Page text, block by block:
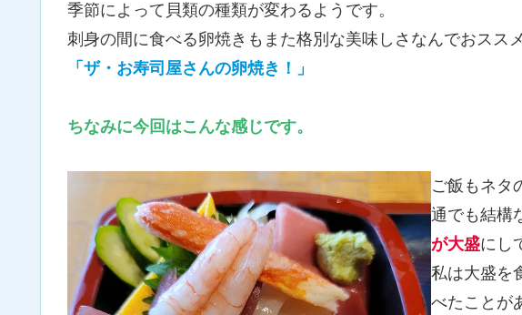
季節によって貝類の種類が変わるようです。
刺身の間に食べる卵焼きもまた格別な美味しさなんでおススメ
「ザ・お寿司屋さんの卵焼き！」
ちなみに今回はこんな感じです。
ご飯もネタ
通でも結構
が大盛にし
私は大盛を
べたことが